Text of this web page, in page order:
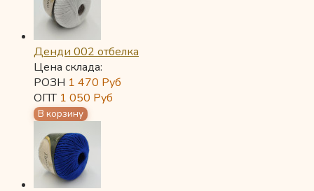
Денди 002 отбелка
Цена склада:
РОЗН 1 470 Руб
ОПТ 1 050 Руб